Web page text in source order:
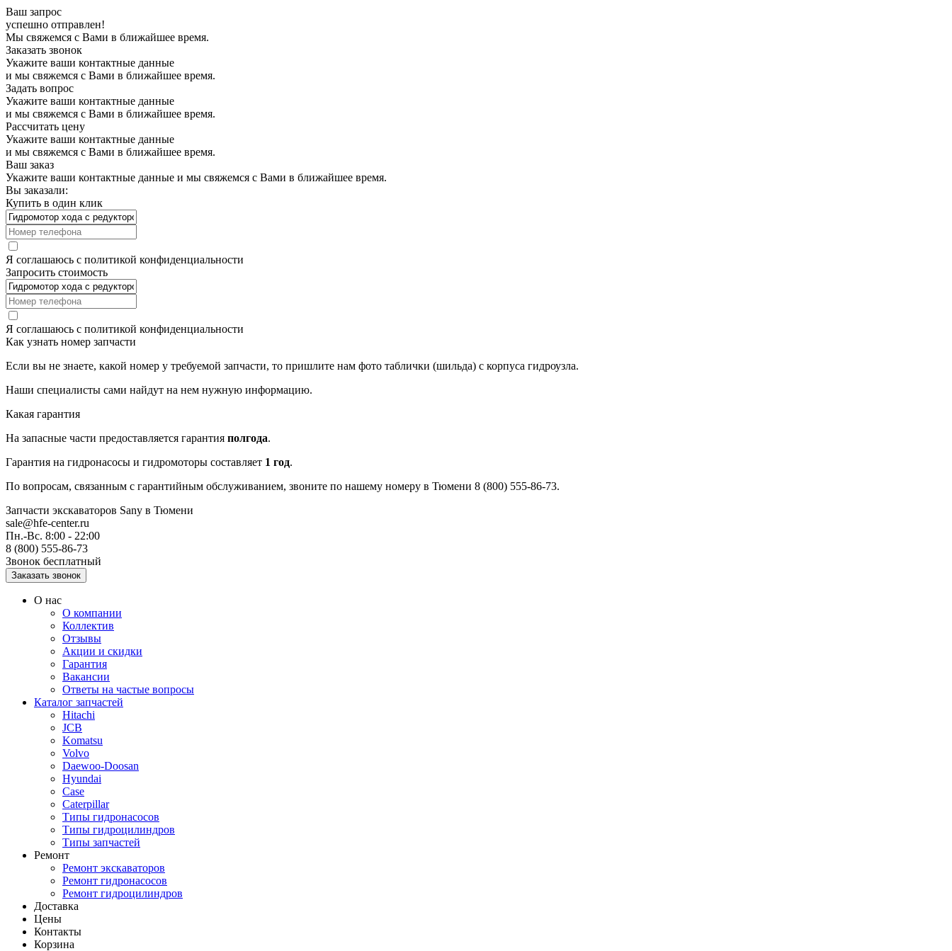
Ваш запрос
успешно отправлен!
Мы свяжемся с Вами в ближайшее время.
Заказать звонок
Укажите ваши контактные данные
и мы свяжемся с Вами в ближайшее время.
Задать вопрос
Укажите ваши контактные данные
и мы свяжемся с Вами в ближайшее время.
Рассчитать цену
Укажите ваши контактные данные
и мы свяжемся с Вами в ближайшее время.
Ваш заказ
Укажите ваши контактные данные и мы свяжемся с Вами в ближайшее время.
Вы заказали:
Купить в один клик
Я соглашаюсь с политикой конфиденциальности
Запросить стоимость
Я соглашаюсь с политикой конфиденциальности
Как узнать номер запчасти
Если вы не знаете, какой номер у требуемой запчасти, то пришлите нам фото таблички (шильда) с корпуса гидроузла.
Наши специалисты сами найдут на нем нужную информацию.
Какая гарантия
На запасные части предоставляется гарантия полгода.
Гарантия на гидронасосы и гидромоторы составляет 1 год.
По вопросам, связанным с гарантийным обслуживанием, звоните по нашему номеру в Тюмени 8 (800) 555-86-73.
Запчасти экскаваторов Sany в Тюмени
sale@hfe-center.ru
Пн.-Вс. 8:00 - 22:00
8 (800) 555-86-73
Звонок бесплатный
О нас
О компании
Коллектив
Отзывы
Акции и скидки
Гарантия
Вакансии
Ответы на частые вопросы
Каталог запчастей
Hitachi
JCB
Komatsu
Volvo
Daewoo-Doosan
Hyundai
Case
Caterpillar
Типы гидронасосов
Типы гидроцилиндров
Типы запчастей
Ремонт
Ремонт экскаваторов
Ремонт гидронасосов
Ремонт гидроцилиндров
Доставка
Цены
Контакты
Корзина